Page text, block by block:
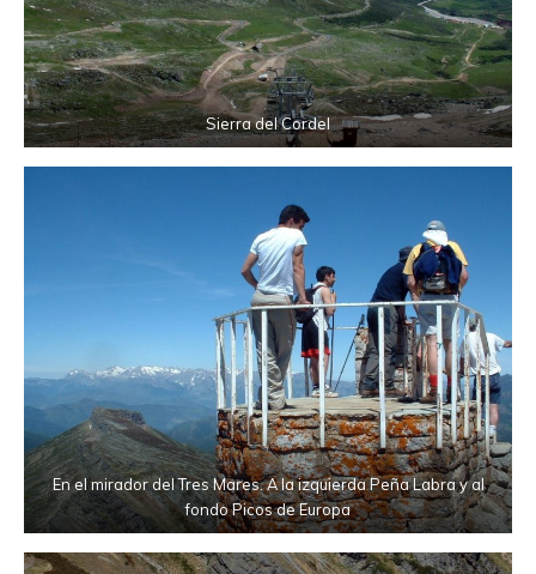
Sierra del Cordel
En el mirador del Tres Mares. A la izquierda Peña Labra y al
fondo Picos de Europa